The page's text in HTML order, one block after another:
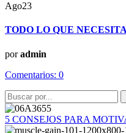
Ago23
TODO LO QUE
poradmin
Comentarios: 0
5 CONSEJOS PARA